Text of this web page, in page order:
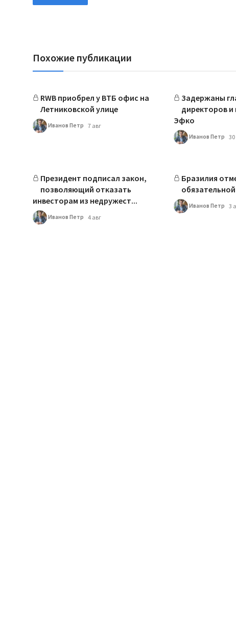
Похожие публикации
RWB приобрел у ВТБ офис на
Летниковской улице
Иванов Петр 7 авг
Задержаны
директоров и
Эфко
Иванов Петр
Президент подписал закон,
позволяющий отказать
инвесторам из недружест...
Иванов Петр 4 авг
Бразилия
Иванов Петр 3